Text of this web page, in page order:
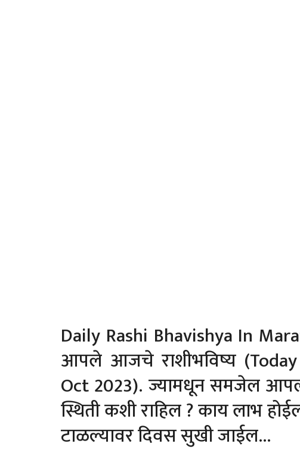
Daily Rashi Bhavishya In
आपले आजचे राशीभविष्य
Oct 2023). ज्यामधून समजेल
स्थिती कशी राहिल ? काय लाभ
टाळल्यावर दिवस सुखी जाईल…